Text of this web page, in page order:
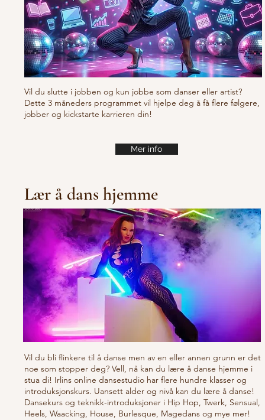
Vil du slutte i jobben og kun jobbe som danser eller artist?
Dette 3 måneders programmet vil hjelpe deg å få flere følgere,
jobber og kickstarte karrieren din!
Mer info
Lær å dans hjemme
Vil du bli flinkere til å danse men av en eller annen grunn er det
noe som stopper deg? Vell, nå kan du lære å danse hjemme i
stua di! Irlins online dansestudio har flere hundre klasser og
introduksjonskurs. Uansett alder og nivå kan du lære å danse!
Dansekurs og teknikk-introduksjoner i Hip Hop, Twerk, Sensual,
Heels, Waacking, House, Burlesque, Magedans og mye mer!